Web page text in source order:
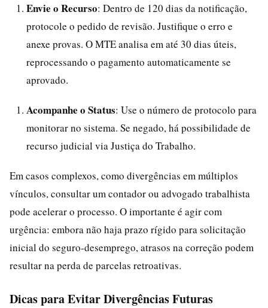
Envie o Recurso: Dentro de 120 dias da notificação,
protocole o pedido de revisão. Justifique o erro e
anexe provas. O MTE analisa em até 30 dias úteis,
reprocessando o pagamento automaticamente se
aprovado.
Acompanhe o Status: Use o número de protocolo para
monitorar no sistema. Se negado, há possibilidade de
recurso judicial via Justiça do Trabalho.
Em casos complexos, como divergências em múltiplos
vínculos, consultar um contador ou advogado trabalhista
pode acelerar o processo. O importante é agir com
urgência: embora não haja prazo rígido para solicitação
inicial do seguro-desemprego, atrasos na correção podem
resultar na perda de parcelas retroativas.
Dicas para Evitar Divergências Futuras